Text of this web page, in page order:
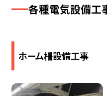
各​種電気設備​工
ホーム柵設備工事